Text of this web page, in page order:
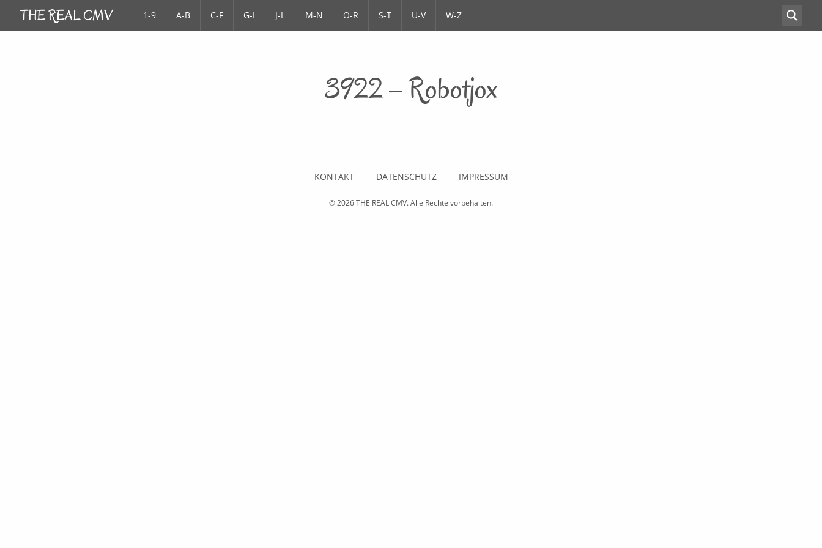
1-9 A-B C-F G-I J-L M-N O-R S-T U-V W-Z
3922 – Robotjox
KONTAKT DATENSCHUTZ IMPRESSUM
© 2026THE REAL CMV. Alle Rechte vorbehalten.